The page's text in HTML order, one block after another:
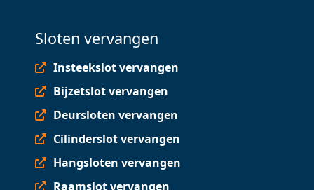
Sloten vervangen
Insteekslot vervangen
Bijzetslot vervangen
Deursloten vervangen
Cilinderslot vervangen
Hangsloten vervangen
Raamslot vervangen